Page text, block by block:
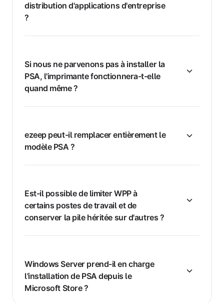
distribution d'applications d'entreprise
?
Si nous ne parvenons pas à installer la
PSA, l'imprimante fonctionnera-t-elle
quand même ?
ezeep peut-il remplacer entièrement le
modèle PSA ?
Est-il possible de limiter WPP à
certains postes de travail et de
conserver la pile héritée sur d'autres ?
Windows Server prend-il en charge
l'installation de PSA depuis le
Microsoft Store ?